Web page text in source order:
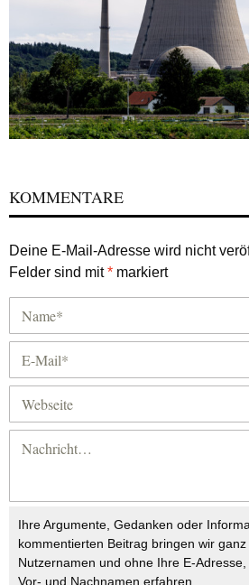
KOMMENTARE
Deine E-Mail-Adresse wird nicht
Felder sind mit* markiert
Ihre Argumente, Gedanken oder
kommentierten Beitrag bringen wir
Nutzernamen und ohne Ihre E-
Vor- und Nachnamen erfahren.